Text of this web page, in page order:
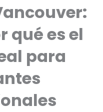
qué es el
para